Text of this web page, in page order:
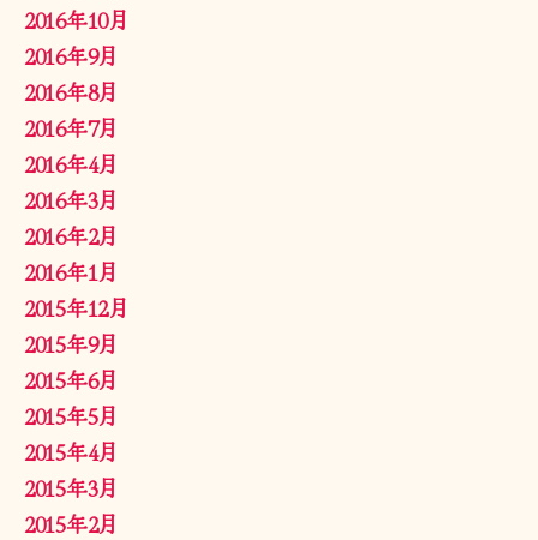
2016年10月
2016年9月
2016年8月
2016年7月
2016年4月
2016年3月
2016年2月
2016年1月
2015年12月
2015年9月
2015年6月
2015年5月
2015年4月
2015年3月
2015年2月